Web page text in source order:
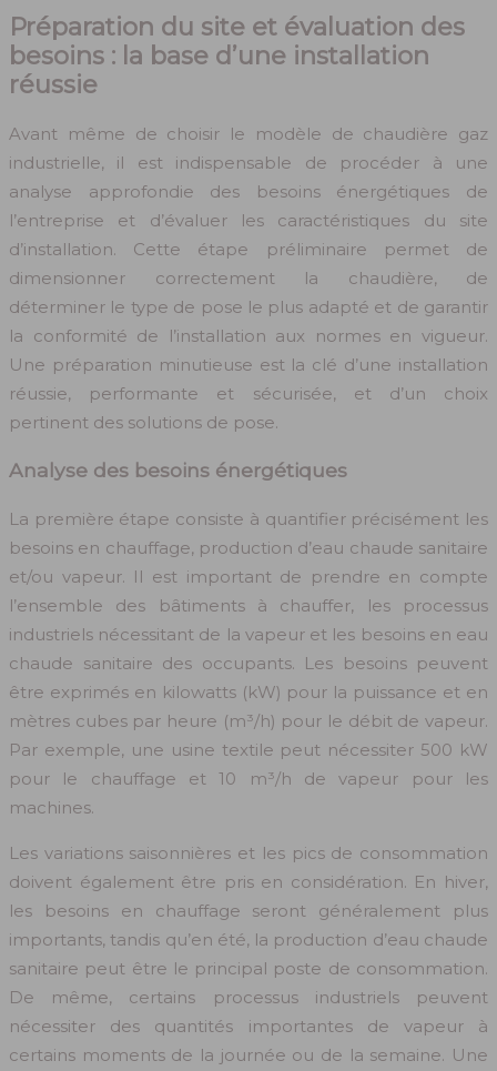
Préparation du site et évaluation des
besoins : la base d’une installation
réussie
Avant même de choisir le modèle de chaudière gaz
industrielle, il est indispensable de procéder à une
analyse approfondie des besoins énergétiques de
l’entreprise et d’évaluer les caractéristiques du site
d’installation. Cette étape préliminaire permet de
dimensionner correctement la chaudière, de
déterminer le type de pose le plus adapté et de garantir
la conformité de l’installation aux normes en vigueur.
Une préparation minutieuse est la clé d’une installation
réussie, performante et sécurisée, et d’un choix
pertinent des solutions de pose.
Analyse des besoins énergétiques
La première étape consiste à quantifier précisément les
besoins en chauffage, production d’eau chaude sanitaire
et/ou vapeur. Il est important de prendre en compte
l’ensemble des bâtiments à chauffer, les processus
industriels nécessitant de la vapeur et les besoins en eau
chaude sanitaire des occupants. Les besoins peuvent
être exprimés en kilowatts (kW) pour la puissance et en
mètres cubes par heure (m³/h) pour le débit de vapeur.
Par exemple, une usine textile peut nécessiter 500 kW
pour le chauffage et 10 m³/h de vapeur pour les
machines.
Les variations saisonnières et les pics de consommation
doivent également être pris en considération. En hiver,
les besoins en chauffage seront généralement plus
importants, tandis qu’en été, la production d’eau chaude
sanitaire peut être le principal poste de consommation.
De même, certains processus industriels peuvent
nécessiter des quantités importantes de vapeur à
certains moments de la journée ou de la semaine. Une